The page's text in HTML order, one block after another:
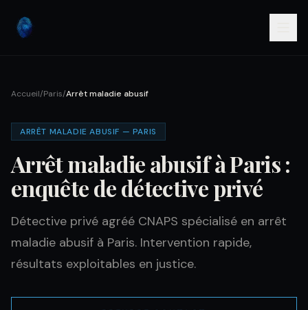
Accueil/Paris/Arrêt maladie abusif
ARRÊT MALADIE ABUSIF — PARIS
Arrêt maladie abusif à Paris :
enquête de détective privé
Détective privé agréé CNAPS spécialisé en arrêt
maladie abusif à Paris. Intervention rapide,
résultats exploitables en justice.